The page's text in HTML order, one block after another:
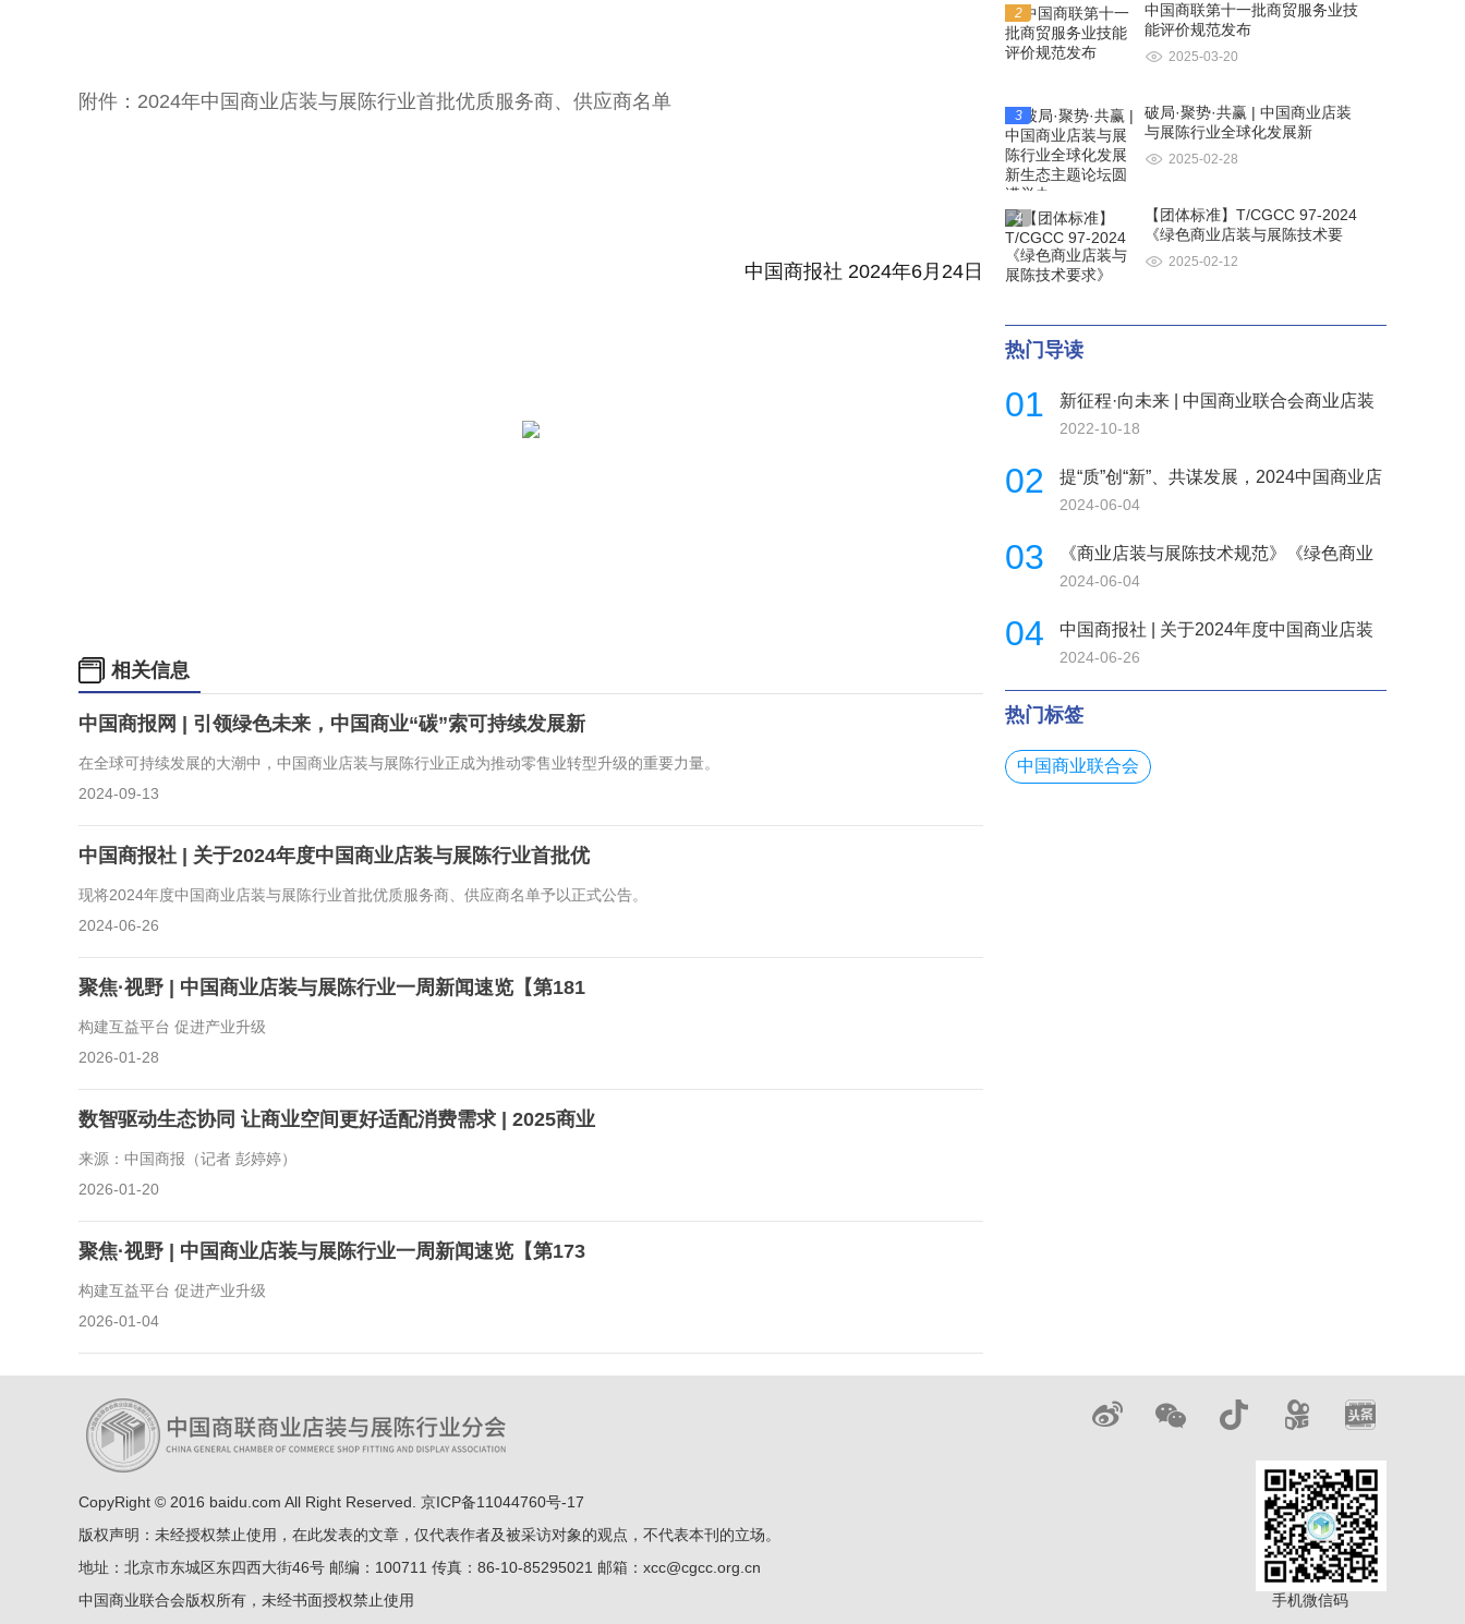
附件：2024年中国商业店装与展陈行业首批优质服务商、供应商名单
中国商报社 2024年6月24日
相关信息
中国商报网 | 引领绿色未来，中国商业“碳”索可持续发展新
在全球可持续发展的大潮中，中国商业店装与展陈行业正成为推动零售业转型升级的重要力量。
2024-09-13
中国商报社 | 关于2024年度中国商业店装与展陈行业首批优
现将2024年度中国商业店装与展陈行业首批优质服务商、供应商名单予以正式公告。
2024-06-26
聚焦·视野 | 中国商业店装与展陈行业一周新闻速览【第181
构建互益平台 促进产业升级
2026-01-28
数智驱动生态协同 让商业空间更好适配消费需求 | 2025商业
来源：中国商报（记者 彭婷婷）
2026-01-20
聚焦·视野 | 中国商业店装与展陈行业一周新闻速览【第173
构建互益平台 促进产业升级
2026-01-04
2
中国商联第十一批商贸服务业技
能评价规范发布
2025-03-20
3
破局·聚势·共赢 | 中国商业店装
与展陈行业全球化发展新
2025-02-28
4
【团体标准】T/CGCC 97-2024
《绿色商业店装与展陈技术要
2025-02-12
热门导读
01
新征程·向未来 | 中国商业联合会商业店装
与展陈行业分会
2022-10-18
02
提“质”创“新”、共谋发展，2024中国商业店
装与展陈行业发
2024-06-04
03
《商业店装与展陈技术规范》《绿色商业
店铺评价规范》等团
2024-06-04
04
中国商报社 | 关于2024年度中国商业店装
与展陈行业首批优
2024-06-26
热门标签
中国商业联合会
CopyRight © 2016 baidu.com All Right Reserved. 京ICP备11044760号-17
版权声明：未经授权禁止使用，在此发表的文章，仅代表作者及被采访对象的观点，不代表本刊的立场。
地址：北京市东城区东四西大街46号 邮编：100711 传真：86-10-85295021 邮箱：xcc@cgcc.org.cn
中国商业联合会版权所有，未经书面授权禁止使用
手机微信码